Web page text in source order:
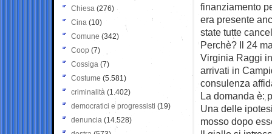
finanziamento
era presente
state tutte
Perchè? Il 24
Virginia Raggi
arrivati in
consulenza
La domanda è:
Una delle
mosso dopo
Chiesa (276)
Cina (10)
Comune (342)
Coop (7)
Cossiga (7)
Costume (5.581)
criminalità (1.402)
democratici e progressisti (19)
denuncia (14.528)